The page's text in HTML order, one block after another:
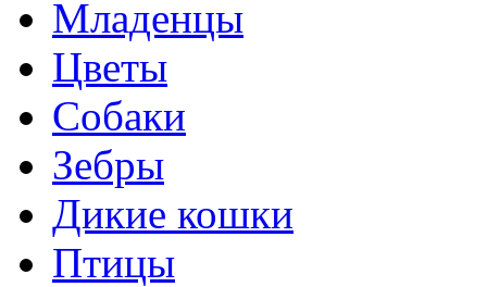
Младенцы
Цветы
Собаки
Зебры
Дикие кошки
Птицы